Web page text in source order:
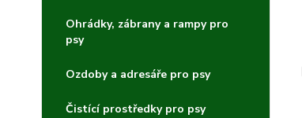
Ohrádky, zábrany a rampy pro
psy
Ozdoby a adresáře pro psy
Čistící prostředky pro psy